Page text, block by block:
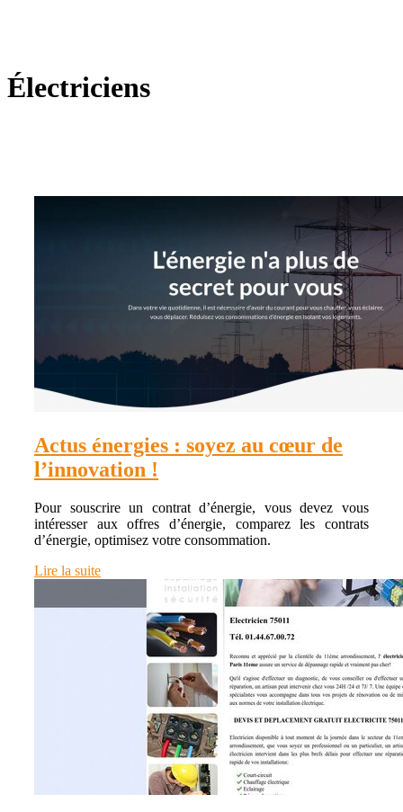
Électriciens
Actus énergies : soyez au cœur de
l’innovation !
Pour souscrire un contrat d’énergie, vous devez vous
intéresser aux offres d’énergie, comparez les contrats
d’énergie, optimisez votre consommation.
Lire la suite